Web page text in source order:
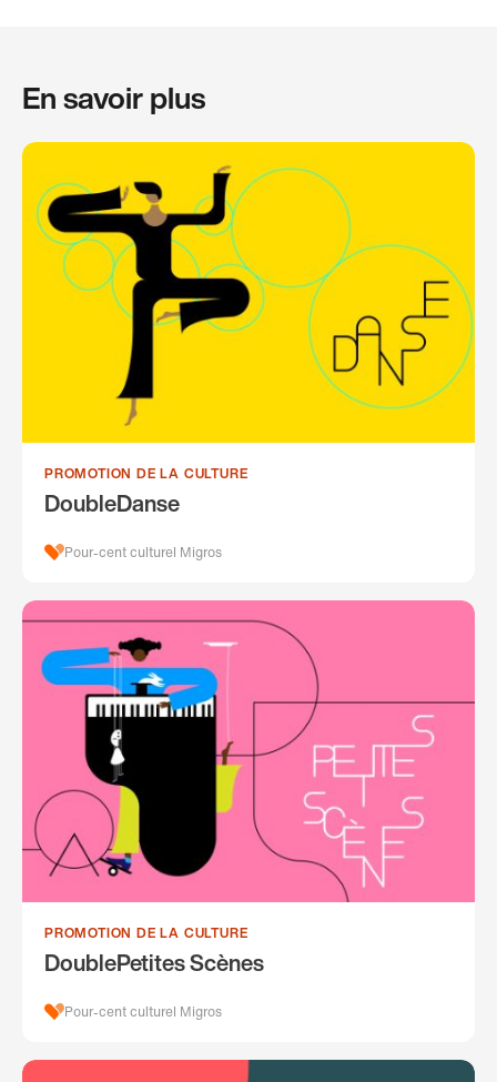
En savoir plus
PROMOTION DE LA CULTURE
DoubleDanse
Pour-cent culturel Migros
PROMOTION DE LA CULTURE
DoublePetites Scènes
Pour-cent culturel Migros